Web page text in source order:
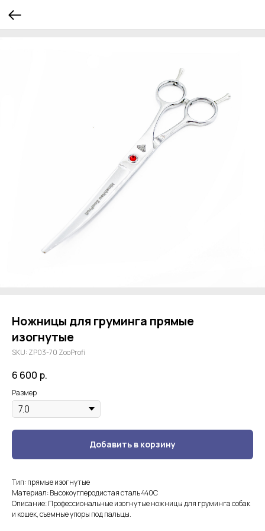
Ножницы для груминга прямые
изогнутые
SKU: ZP03-70 ZooProfi
6 600 р.
Размер
Добавить в корзину
Тип: прямые изогнутые
Материал: Высокоуглеродистая сталь 440С
Описание: Профессиональные изогнутые ножницы для груминга собак
и кошек, съемные упоры под пальцы.